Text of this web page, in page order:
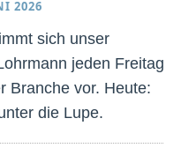
2026
sich unser
jeden Freitag
Branche vor. Heute:
die Lupe.